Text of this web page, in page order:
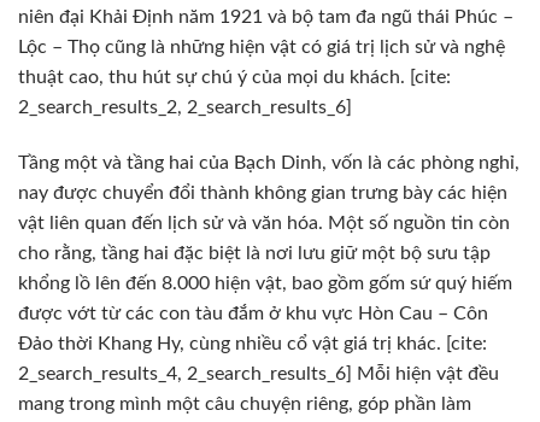
niên đại Khải Định năm 1921 và bộ tam đa ngũ thái Phúc –
Lộc – Thọ cũng là những hiện vật có giá trị lịch sử và nghệ
thuật cao, thu hút sự chú ý của mọi du khách. [cite:
2_search_results_2, 2_search_results_6]
Tầng một và tầng hai của Bạch Dinh, vốn là các phòng nghỉ,
nay được chuyển đổi thành không gian trưng bày các hiện
vật liên quan đến lịch sử và văn hóa. Một số nguồn tin còn
cho rằng, tầng hai đặc biệt là nơi lưu giữ một bộ sưu tập
khổng lồ lên đến 8.000 hiện vật, bao gồm gốm sứ quý hiếm
được vớt từ các con tàu đắm ở khu vực Hòn Cau – Côn
Đảo thời Khang Hy, cùng nhiều cổ vật giá trị khác. [cite:
2_search_results_4, 2_search_results_6] Mỗi hiện vật đều
mang trong mình một câu chuyện riêng, góp phần làm